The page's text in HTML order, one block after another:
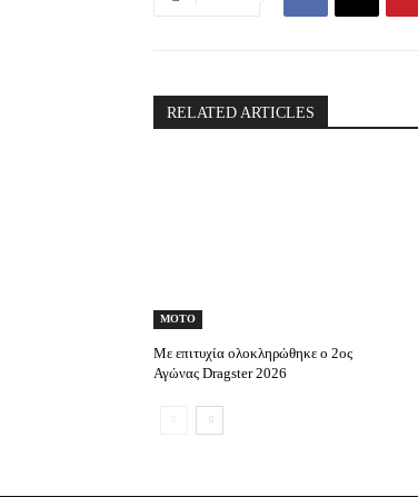
RELATED ARTICLES
MOTO
Με επιτυχία ολοκληρώθηκε ο 2ος
Αγώνας Dragster 2026